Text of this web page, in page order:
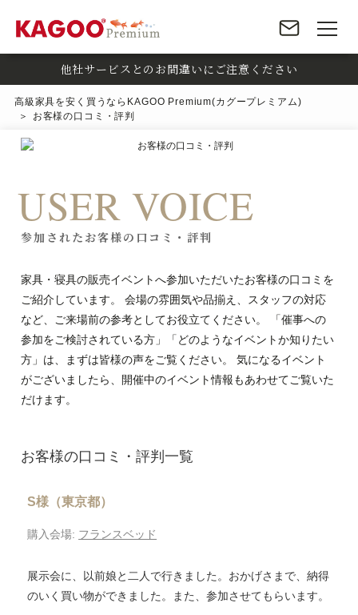
他社サービスとのお間違いにご注意ください
高級家具を安く買うならKAGOO Premium(カグープレミアム)
お客様の口コミ・評判
USER VOICE
参加されたお客様の口コミ・評判
家具・寝具の販売イベントへ参加いただいたお客様の口コミを
ご紹介しています。 会場の雰囲気や品揃え、スタッフの対応
など、ご来場前の参考としてお役立てください。 「催事への
参加をご検討されている方」「どのようなイベントか知りたい
方」は、まずは皆様の声をご覧ください。 気になるイベント
がございましたら、開催中のイベント情報もあわせてご覧いた
だけます。
お客様の口コミ・評判一覧
S様（東京都）
購入会場: フランスベッド
展示会に、以前娘と二人で行きました。おかげさまで、納得
のいく買い物ができました。また、参加させてもらいます。